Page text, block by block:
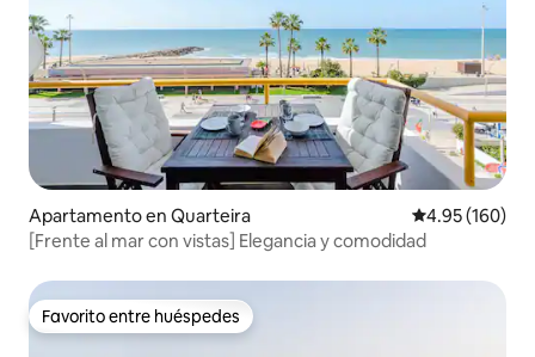
Apartamento en Quarteira Calificación
4.95 (160)
[Frente al mar con vistas] Elegancia y comodidad
Favorito entre huéspedes
Favorito entre huéspedes